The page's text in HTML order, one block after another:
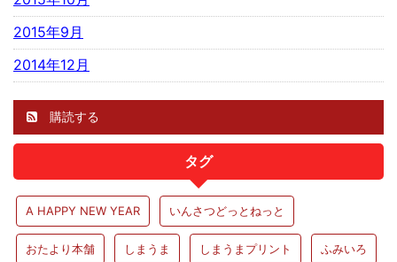
2015年9月
2014年12月
購読する
タグ
A HAPPY NEW YEAR いんさつどっとねっと
おたより本舗 しまうま しまうまプリント ふみいろ